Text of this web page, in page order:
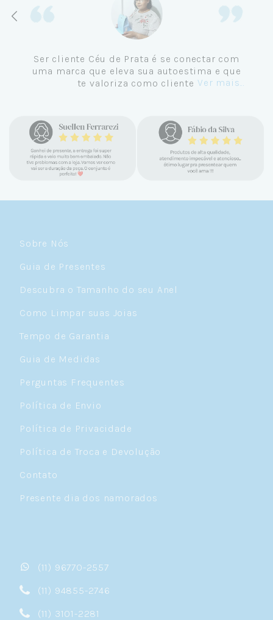
Me tornei cliente da Céu de Prata em
Setembro de 2024 e não me vejo
comprando em outro lugar. Eu sempre amei
encontrar a Céu. Atendimento
personalizado, verdadeiras jóias prata 925,
mimos e brindes incríveis. Virei cliente fiel
e amo demais as pratas que são lindas, tem
um brilho incrível e preço super justo. Fora
Sobre Nós
Guia de Presentes
Descubra o Tamanho do seu Anel
Como Limpar suas Joias
Tempo de Garantia
Guia de Medidas
Perguntas Frequentes
Política de Envio
Política de Privacidade
Política de Troca e Devolução
Contato
Presente dia dos namorados
(11) 96770-2557
(11) 94855-2746
(11) 3101-2281